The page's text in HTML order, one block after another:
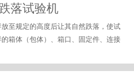
落试验机
至规定的高度后让其自然跌落，使试
箱体（包体）、箱口、固定件、连接